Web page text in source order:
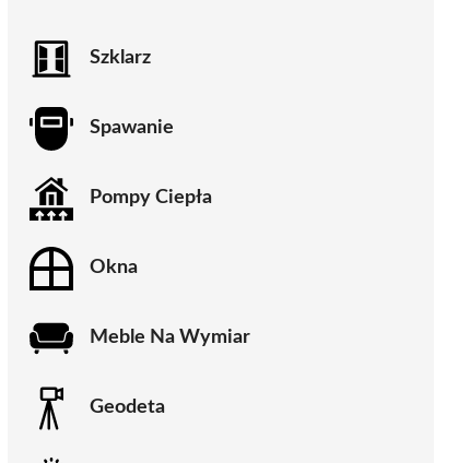
Szklarz
Spawanie
Pompy Ciepła
Okna
Meble Na Wymiar
Geodeta